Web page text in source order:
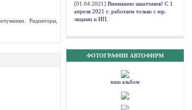
[01.04.2021] Вниманию заказчиков! С 1
апреля 2021 г. работаем только с юр.
лицами и ИП.
ФОТОГРАФИИ АВТОФИРМ
наш альбом
Радиаторы,